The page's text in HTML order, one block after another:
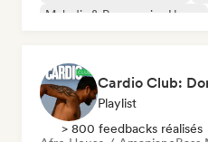
Melodic & Progressive House
Cardio Club:
Playlist
> 800 feedbacks réalisés